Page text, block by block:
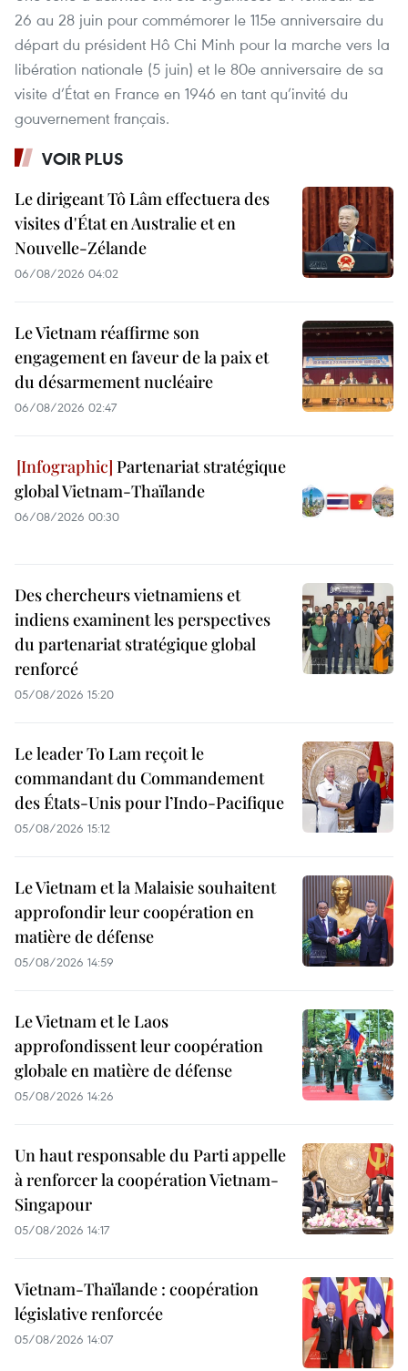
26 au 28 juin pour commémorer le 115e anniversaire du
départ du président Hô Chi Minh pour la marche vers la
libération nationale (5 juin) et le 80e anniversaire de sa
visite d’État en France en 1946 en tant qu’invité du
gouvernement français.
VOIR PLUS
Le dirigeant Tô Lâm effectuera des
visites d'État en Australie et en
Nouvelle-Zélande
06/08/2026 04:02
Le Vietnam réaffirme son
engagement en faveur de la paix et
du désarmement nucléaire
06/08/2026 02:47
Partenariat stratégique
global Vietnam-Thaïlande
06/08/2026 00:30
Des chercheurs vietnamiens et
indiens examinent les perspectives
du partenariat stratégique global
renforcé
05/08/2026 15:20
Le leader To Lam reçoit le
commandant du Commandement
des États-Unis pour l’Indo-Pacifique
05/08/2026 15:12
Le Vietnam et la Malaisie souhaitent
approfondir leur coopération en
matière de défense
05/08/2026 14:59
Le Vietnam et le Laos
approfondissent leur coopération
globale en matière de défense
05/08/2026 14:26
Un haut responsable du Parti appelle
à renforcer la coopération Vietnam-
Singapour
05/08/2026 14:17
Vietnam-Thaïlande : coopération
législative renforcée
05/08/2026 14:07